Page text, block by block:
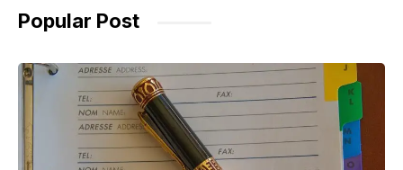
Popular Post